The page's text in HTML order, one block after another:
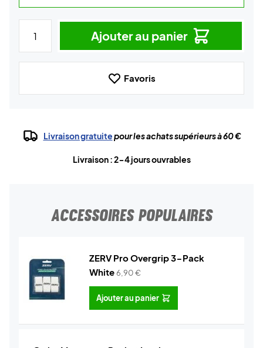
Ajouter au panier
Favoris
Livraison gratuitepour les achats supérieurs à 60 €
Livraison : 2-4 jours ouvrables
ACCESSOIRES POPULAIRES
ZERV Pro Overgrip 3-Pack
White6,90€
Ajouter au panier